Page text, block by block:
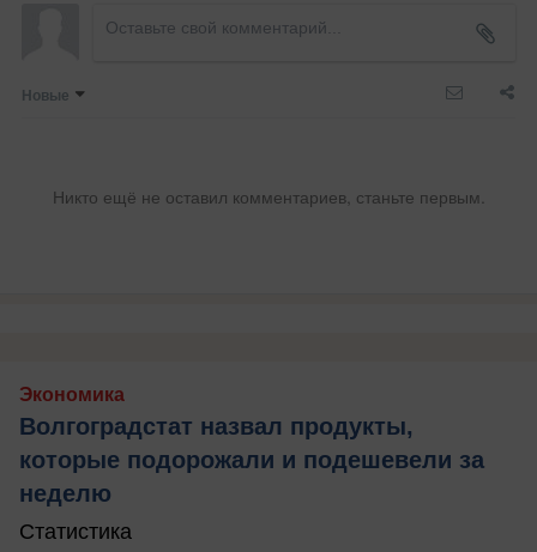
Новые
Никто ещё не оставил комментариев, станьте первым.
Экономика
Волгоградстат назвал продукты,
которые подорожали и подешевели за
неделю
Статистика